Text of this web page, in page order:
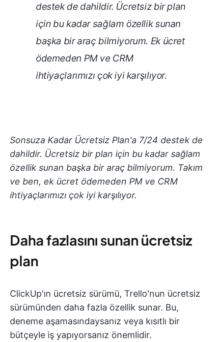
destek de dahildir. Ücretsiz bir plan
için bu kadar sağlam özellik sunan
başka bir araç bilmiyorum. Ek ücret
ödemeden PM ve CRM
ihtiyaçlarımızı çok iyi karşılıyor.
Sonsuza Kadar Ücretsiz Plan'a 7/24 destek de
dahildir. Ücretsiz bir plan için bu kadar sağlam
özellik sunan başka bir araç bilmiyorum. Takım
ve ben, ek ücret ödemeden PM ve CRM
ihtiyaçlarımızı çok iyi karşılıyor.
Daha fazlasını sunan ücretsiz
plan
ClickUp'ın ücretsiz sürümü, Trello'nun ücretsiz
sürümünden daha fazla özellik sunar. Bu,
deneme aşamasındaysanız veya kısıtlı bir
bütçeyle iş yapıyorsanız önemlidir.